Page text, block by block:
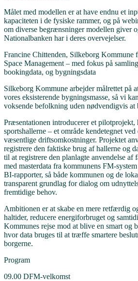
Målet med modellen er at have endnu et
kapaciteten i de fysiske rammer, og på
om diverse begrænsninger modellen giver
Nationalbanken har i deres overvejelser.
Francine Chittenden, Silkeborg Kommune
Space Management – med fokus på
bookingdata, og bygningsdata
Silkeborg Kommune arbejder målrettet på
vores eksisterende bygningsmasse, så vi
voksende befolkning uden nødvendigvis at
Præsentationen introducerer et pilotprojekt,
sportshallerne – et område kendetegnet
væsentlige driftsomkostninger. Projektet
registrere den faktiske brug af hallerne og
til at registrere den planlagte anvendelse af
med masterdata fra kommunens FM-
BI-rapporter, så både kommunen og de
transparent grundlag for dialog om
fremtidige behov.
Ambitionen er at skabe en mere retfærdig
haltider, reducere energiforbruget og
Kommunes rejse mod at blive en smart og
hvor data bruges til at træffe smartere
borgerne.
Program
09.00 DFM-velkomst